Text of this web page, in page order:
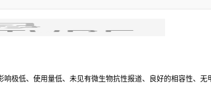
极低、使用量低、未见有微生物抗性报道、良好的相容性、无